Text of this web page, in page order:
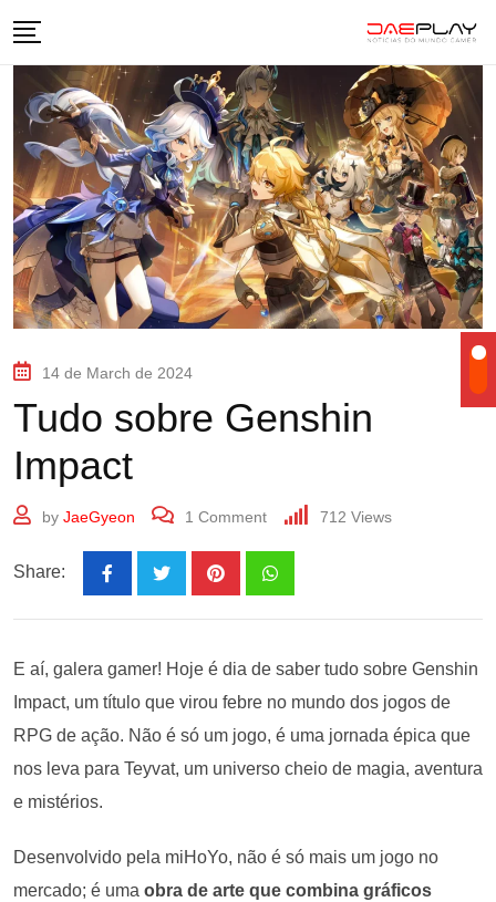
14 de March de 2024
Tudo sobre Genshin
Impact
by JaeGyeon 1 Comment 712 Views
Share:
E aí, galera gamer! Hoje é dia de saber tudo sobre Genshin
Impact, um título que virou febre no mundo dos jogos de
RPG de ação. Não é só um jogo, é uma jornada épica que
nos leva para Teyvat, um universo cheio de magia, aventura
e mistérios.
Desenvolvido pela miHoYo, não é só mais um jogo no
mercado; é uma obra de arte que combina gráficos